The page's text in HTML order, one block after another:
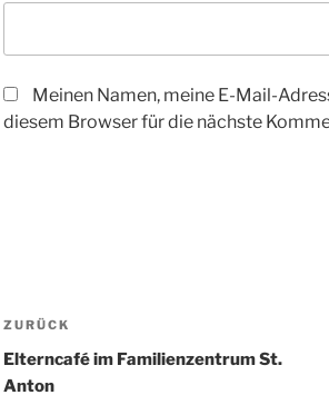
Meinen Namen, meine E-Mail-
diesem Browser für die nächste
Beitragsnavigation
Vorheriger
Beitrag
ZURÜCK
Elterncafé im Familienzentrum St.
Anton